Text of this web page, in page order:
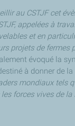
au CSTJF cet
appelées à
et en
projets de
évoqué la
à donner de
mondiaux tels
forces vives de